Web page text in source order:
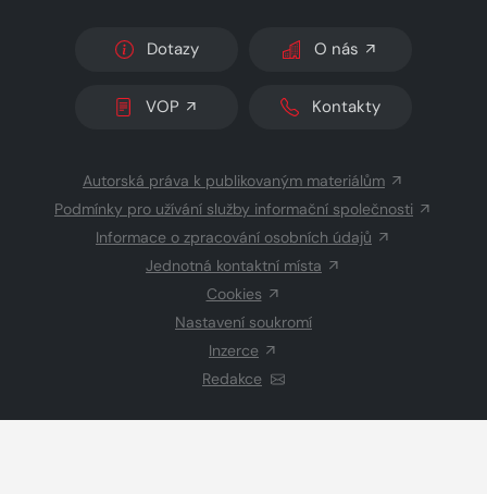
Dotazy O nás
VOP Kontakty
Autorská práva k publikovaným materiálům
Podmínky pro užívání služby informační společnosti
Informace o zpracování osobních údajů
Jednotná kontaktní místa
Cookies
Nastavení soukromí
Inzerce
Redakce